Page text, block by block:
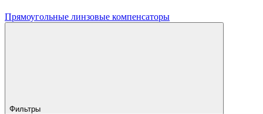
Прямоугольные линзовые компенсаторы
Фильтры